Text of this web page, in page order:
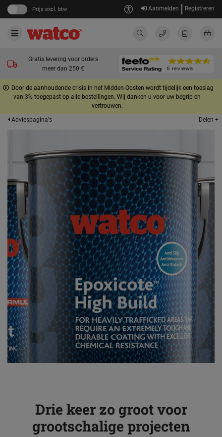
Prijs excl. btw Aanmelden Registreren
Gratis levering voor orders
meer dan 250 €
Door de aanhoudende crisis in het Midden-Oosten wordt tijdelijk een toeslag
van 3% toegepast op alle bestellingen. Wij danken u voor uw begrip en
vertrouwen.
Adviespagina's
Delen +
Drie keer zo groot voor
grootschalige projecten